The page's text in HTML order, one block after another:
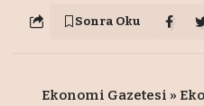
Sonra Oku
Ekonomi Gazetesi »